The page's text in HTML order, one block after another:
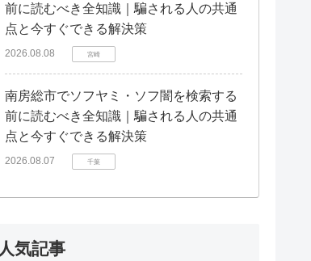
前に読むべき全知識｜騙される人の共通
点と今すぐできる解決策
2026.08.08 宮崎
南房総市でソフヤミ・ソフ闇を検索する
前に読むべき全知識｜騙される人の共通
点と今すぐできる解決策
2026.08.07 千葉
人気記事